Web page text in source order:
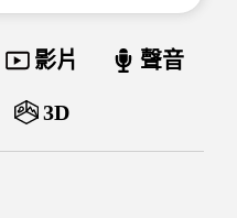
資料類型
影片 聲音
3D